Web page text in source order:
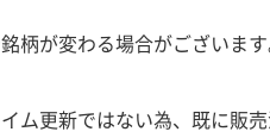
柄が変わる場合がございます
ム更新ではない為、既に販